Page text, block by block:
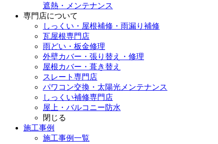
遮熱・メンテナンス
専門店について
しっくい・屋根補修・雨漏り補修
瓦屋根専門店
雨どい・板金修理
外壁カバー・張り替え・修理
屋根カバー・葺き替え
スレート専門店
パワコン交換・太陽光メンテナンス
しっくい補修専門店
屋上・バルコニー防水
閉じる
施工事例
施工事例一覧